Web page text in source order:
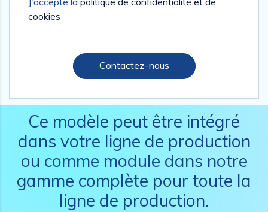
cookies
Contactez-nous
Ce modèle peut être intégré
dans votre ligne de production
ou comme module dans notre
gamme complète pour toute la
ligne de production.